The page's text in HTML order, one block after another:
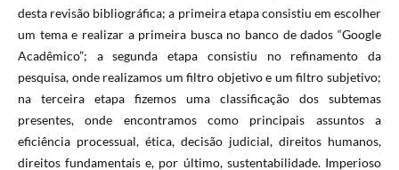
desta revisão bibliográfica; a primeira etapa consistiu em escolher
um tema e realizar a primeira busca no banco de dados “Google
Acadêmico”; a segunda etapa consistiu no refinamento da
pesquisa, onde realizamos um filtro objetivo e um filtro subjetivo;
na terceira etapa fizemos uma classificação dos subtemas
presentes, onde encontramos como principais assuntos a
eficiência processual, ética, decisão judicial, direitos humanos,
direitos fundamentais e, por último, sustentabilidade. Imperioso